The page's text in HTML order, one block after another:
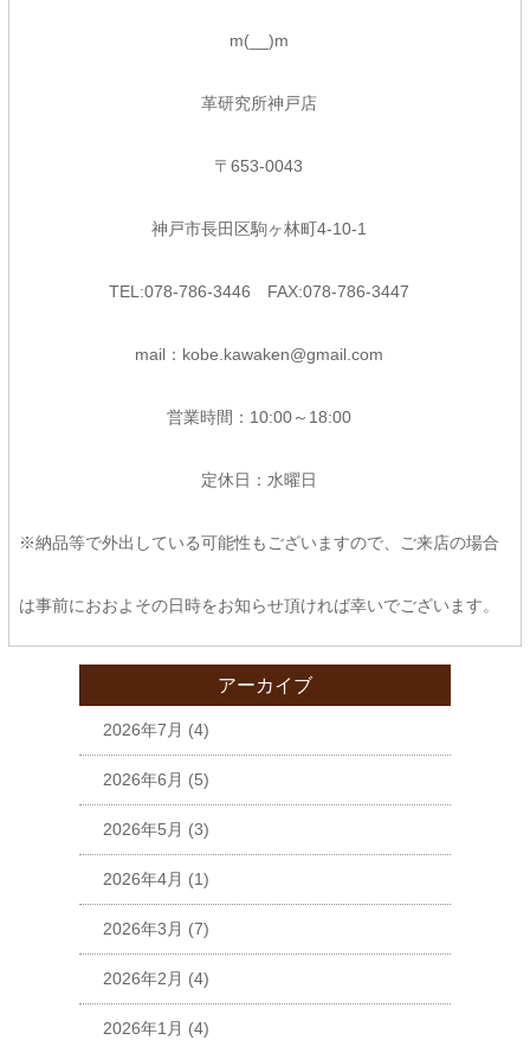
m(__)m
革研究所神戸店
〒653-0043
神戸市長田区駒ヶ林町4-10-1
TEL:078-786-3446 FAX:078-786-3447
mail：kobe.kawaken@gmail.com
営業時間：10:00～18:00
定休日：水曜日
※納品等で外出している可能性もございますので、ご来店の場合
は事前におおよその日時をお知らせ頂ければ幸いでございます。
アーカイブ
2026年7月 (4)
2026年6月 (5)
2026年5月 (3)
2026年4月 (1)
2026年3月 (7)
2026年2月 (4)
2026年1月 (4)